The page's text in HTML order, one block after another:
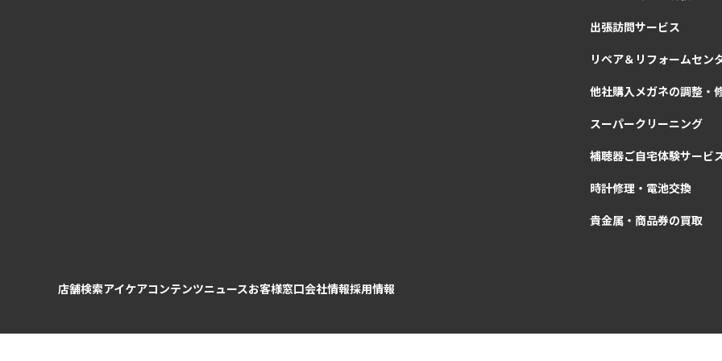
出張訪問サービス
リペア＆リフォームセン
他社購入メガネの調整・
スーパークリーニング
補聴器ご自宅体験サービ
時計修理・電池交換
貴金属・商品券の買取
店舗検索アイケアコンテンツニュースお客様窓口会社情報採用情報